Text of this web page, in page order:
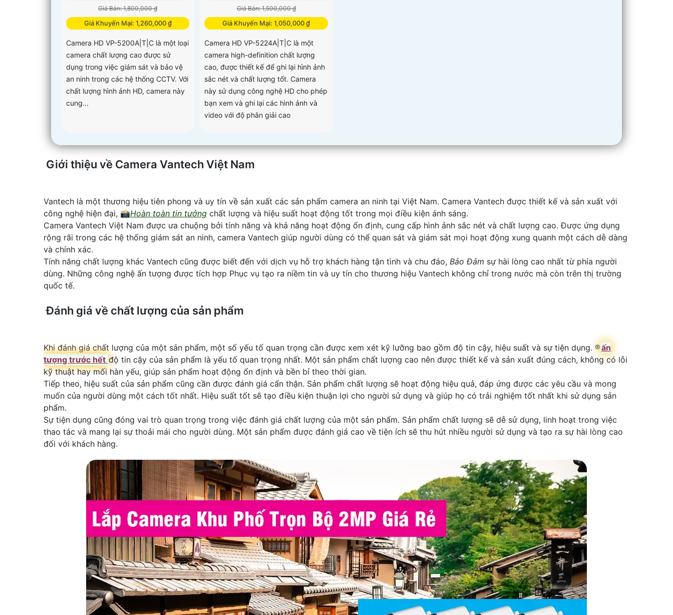
Giá Bán: 1,800,000 ₫
Giá Khuyến Mại: 1,260,000 ₫
Camera HD VP-5200A|T|C là một loại
camera chất lượng cao được sử
dụng trong việc giám sát và bảo vệ
an ninh trong các hệ thống CCTV. Với
chất lượng hình ảnh HD, camera này
cung...
Giá Bán: 1,500,000 ₫
Giá Khuyến Mại: 1,050,000 ₫
Camera HD VP-5224A|T|C là một
camera high-definition chất lượng
cao, được thiết kế để ghi lại hình ảnh
sắc nét và chất lượng tốt. Camera
này sử dụng công nghệ HD cho phép
bạn xem và ghi lại các hình ảnh và
video với độ phân giải cao
Giới thiệu về Camera Vantech Việt Nam
Vantech là một thương hiệu tiên phong và uy tín về sản xuất các sản phẩm camera an ninh tại Việt Nam. Camera Vantech được thiết kế và sản xuất với
công nghệ hiện đại, 📸Hoàn toàn tin tưởng chất lượng và hiệu suất hoạt động tốt trong mọi điều kiện ánh sáng.
Camera Vantech Việt Nam được ưa chuộng bởi tính năng và khả năng hoạt động ổn định, cung cấp hình ảnh sắc nét và chất lượng cao. Được ứng dụng
rộng rãi trong các hệ thống giám sát an ninh, camera Vantech giúp người dùng có thể quan sát và giám sát mọi hoạt động xung quanh một cách dễ dàng
và chính xác.
Tính năng chất lượng khác Vantech cũng được biết đến với dịch vụ hỗ trợ khách hàng tận tình và chu đáo, Bảo Đảm sự hài lòng cao nhất từ phía người
dùng. Những công nghệ ấn tượng được tích hợp Phục vụ tạo ra niềm tin và uy tín cho thương hiệu Vantech không chỉ trong nước mà còn trên thị trường
quốc tế.
Đánh giá về chất lượng của sản phẩm
Khi đánh giá chất lượng của một sản phẩm, một số yếu tố quan trọng cần được xem xét kỹ lưỡng bao gồm độ tin cậy, hiệu suất và sự tiện dụng. ®️ấn
tượng trước hết độ tin cậy của sản phẩm là yếu tố quan trọng nhất. Một sản phẩm chất lượng cao nên được thiết kế và sản xuất đúng cách, không có lỗi
kỹ thuật hay mối hàn yếu, giúp sản phẩm hoạt động ổn định và bền bỉ theo thời gian.
Tiếp theo, hiệu suất của sản phẩm cũng cần được đánh giá cẩn thận. Sản phẩm chất lượng sẽ hoạt động hiệu quả, đáp ứng được các yêu cầu và mong
muốn của người dùng một cách tốt nhất. Hiệu suất tốt sẽ tạo điều kiện thuận lợi cho người sử dụng và giúp họ có trải nghiệm tốt nhất khi sử dụng sản
phẩm.
Sự tiện dụng cũng đóng vai trò quan trọng trong việc đánh giá chất lượng của một sản phẩm. Sản phẩm chất lượng sẽ dễ sử dụng, linh hoạt trong việc
thao tác và mang lại sự thoải mái cho người dùng. Một sản phẩm được đánh giá cao về tiện ích sẽ thu hút nhiều người sử dụng và tạo ra sự hài lòng cao
đối với khách hàng.